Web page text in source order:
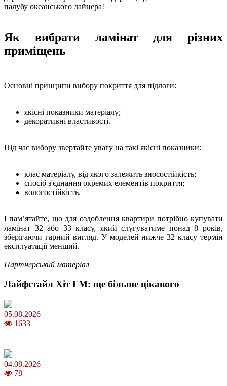
палубу океанського лайнера!
Як вибрати ламінат для різних
приміщень
Основні принципи вибору покриття для підлоги:
якісні показники матеріалу;
декоративні властивості.
Під час вибору звертайте увагу на такі якісні показники:
клас матеріалу, від якого залежить зносостійкість;
спосіб з'єднання окремих елементів покриття;
вологостійкість.
І пам’ятайте, що для оздоблення квартири потрібно купувати
ламінат 32 або 33 класу, який слугуватиме понад 8 років,
зберігаючи гарний вигляд. У моделей нижче 32 класу термін
експлуатації менший.
Партнерський матеріал
Лайфстайл Хіт FM: ще більше цікавого
05.08.2026
1633
04.08.2026
78